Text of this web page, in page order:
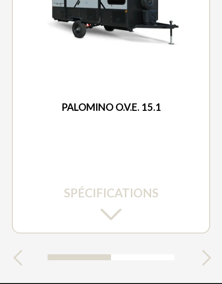
PALOMINO O.V.E. 15.1
SPÉCIFICATIONS